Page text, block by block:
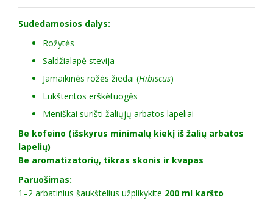
Sudedamosios dalys:
Rožytės
Saldžialapė stevija
Jamaikinės rožės žiedai (Hibiscus)
Lukštentos erškėtuogės
Meniškai surišti žaliųjų arbatos lapeliai
Be kofeino (išskyrus minimalų kiekį iš žalių arbatos
lapelių)
Be aromatizatorių, tikras skonis ir kvapas
Paruošimas:
1–2 arbatinius šaukštelius užplikykite 200 ml karšto